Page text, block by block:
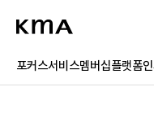
포커스서비스멤버십플랫폼